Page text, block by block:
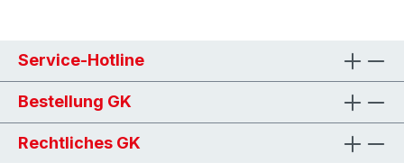
Service-Hotline
Bestellung GK
Rechtliches GK